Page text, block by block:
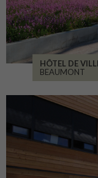
HÔTEL DE
BEAUMONT